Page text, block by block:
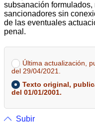
subsanación
sancionadores sin
de las eventuales
penal.
Última actualización,
del 29/04/2021.
Texto original,
del 01/01/2001.
Subir